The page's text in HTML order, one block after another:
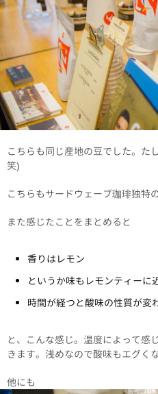
こちらも同じ産地の豆でした。た
笑)
こちらもサードウェーブ珈琲独特
また感じたことをまとめると
香りはレモン
というか味もレモンティーに
時間が経つと酸味の性質が変
と、こんな感じ。温度によって感
きます。浅めなので酸味もエグく
他にも